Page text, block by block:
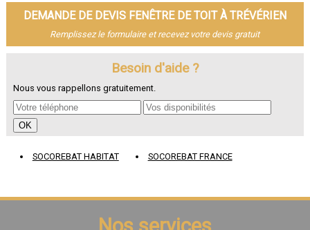
- Fenêtre de toit à Redon
- Fenêtre de toit à Pacé
- Fenêtre de toit à Saint-Grégoire
- Fenêtre de toit à Le Rheu
- Fenêtre de toit à Bain-de-Bretagne
- Fenêtre de toit à Guichen
- Fenêtre de toit à Mordelles
- Fenêtre de toit à Chartres-de-Bretagne
- Fenêtre de toit à Montfort-sur-Meu
- Fenêtre de toit à Acigné
DEMANDE DE DEVIS FENÊTRE DE TOIT À TRÉVÉRIEN
Remplissez le formulaire et recevez votre devis gratuit
Besoin d'aide ?
Nous vous rappellons gratuitement.
SOCOREBAT HABITAT SOCOREBAT FRANCE